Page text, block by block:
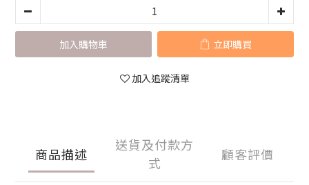
加入購物車 立即購買
加入追蹤清單
商品描述
送貨及付款方
式
顧客評價